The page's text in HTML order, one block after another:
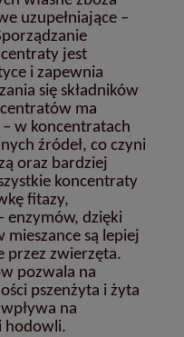
uzupełniające –
jest
i zapewnia
się składników
ma
w koncentratach
źródeł, co czyni
oraz bardziej
koncentraty
fitazy,
enzymów, dzięki
mieszance są lepiej
przez zwierzęta.
pozwala na
pszenżyta i żyta
na
hodowli.